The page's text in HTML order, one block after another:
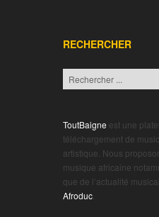
RECHERCHER
ToutBaigne est une
téléchargement de
artistique. Nous
musique africaine
que de l’actualité
Afroduc